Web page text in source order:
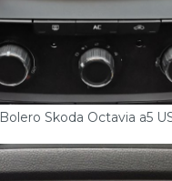
Bolero Skoda Octavia a5